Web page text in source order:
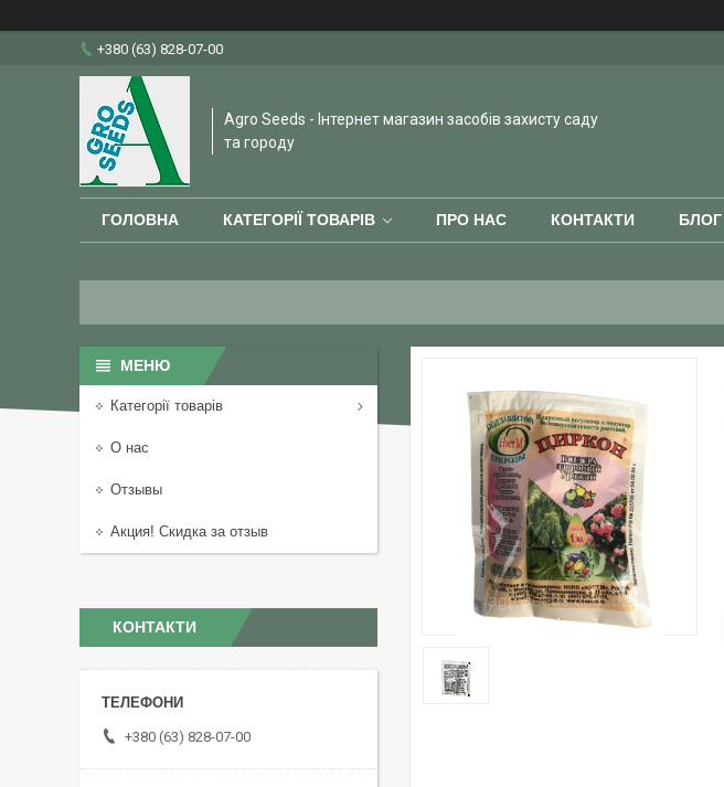
+380 (63) 828-07-00
Agro Seeds - Інтернет магазин засобів захисту саду
та городу
ГОЛОВНА КАТЕГОРІЇ ТОВАРІВ ПРО НАС КОНТАКТИ БЛОГ
Категорії товарів
О нас
Отзывы
Акция! Скидка за отзыв
КОНТАКТИ
+380 (63) 828-07-00